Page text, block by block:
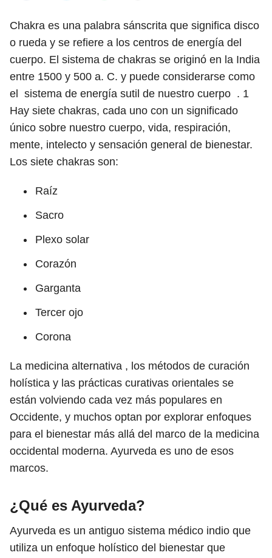
Chakra es una palabra sánscrita que significa disco
o rueda y se refiere a los centros de energía del
cuerpo. El sistema de chakras se originó en la India
entre 1500 y 500 a. C. y puede considerarse como
el sistema de energía sutil de nuestro cuerpo . 1
Hay siete chakras, cada uno con un significado
único sobre nuestro cuerpo, vida, respiración,
mente, intelecto y sensación general de bienestar.
Los siete chakras son:
Raíz
Sacro
Plexo solar
Corazón
Garganta
Tercer ojo
Corona
La medicina alternativa , los métodos de curación
holística y las prácticas curativas orientales se
están volviendo cada vez más populares en
Occidente, y muchos optan por explorar enfoques
para el bienestar más allá del marco de la medicina
occidental moderna. Ayurveda es uno de esos
marcos.
¿Qué es Ayurveda?
Ayurveda es un antiguo sistema médico indio que
utiliza un enfoque holístico del bienestar que